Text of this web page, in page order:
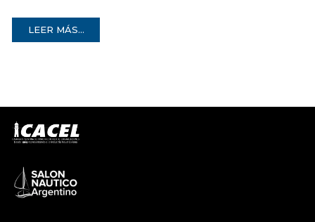
LEER MÁS...